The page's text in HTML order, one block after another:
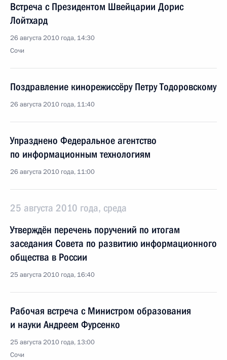
Встреча с Президентом Швейцарии Дорис
Лойтхард
26 августа 2010 года, 14:30
Сочи
Поздравление кинорежиссёру Петру Тодоровскому
26 августа 2010 года, 11:40
Упразднено Федеральное агентство
по информационным технологиям
26 августа 2010 года, 11:00
25 августа 2010 года, среда
Утверждён перечень поручений по итогам
заседания Совета по развитию информационного
общества в России
25 августа 2010 года, 16:40
Рабочая встреча с Министром образования
и науки Андреем Фурсенко
25 августа 2010 года, 13:00
Сочи